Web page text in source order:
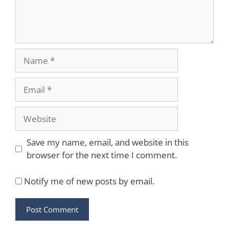
Website
Save my name, email, and website in this
browser for the next time I comment.
Notify me of new posts by email.